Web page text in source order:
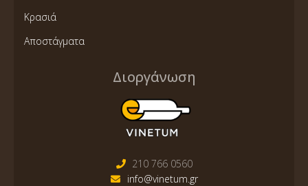
Κρασιά
Αποστάγματα
Διοργάνωση
210 766 0560
info@vinetum.gr